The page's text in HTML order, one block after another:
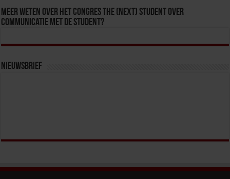
Meer weten over het congres The (Next) Student over
communicatie met de student?
Nieuwsbrief